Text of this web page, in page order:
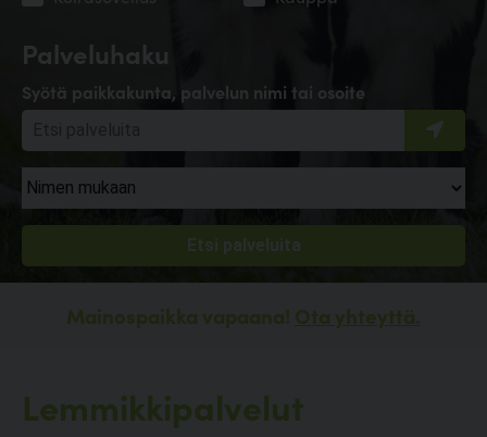
Palveluhaku
Syötä paikkakunta, palvelun nimi tai osoite
Mainospaikka vapaana! Ota yhteyttä.
Lemmikkipalvelut